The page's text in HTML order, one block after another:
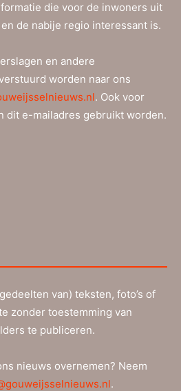
die voor de inwoners uit
de nabije regio interessant is.
en andere
worden naar ons
. Ook voor
dit e-mailadres gebruikt worden.
van) teksten, foto’s of
zonder toestemming van
te publiceren.
nieuws overnemen? Neem
.